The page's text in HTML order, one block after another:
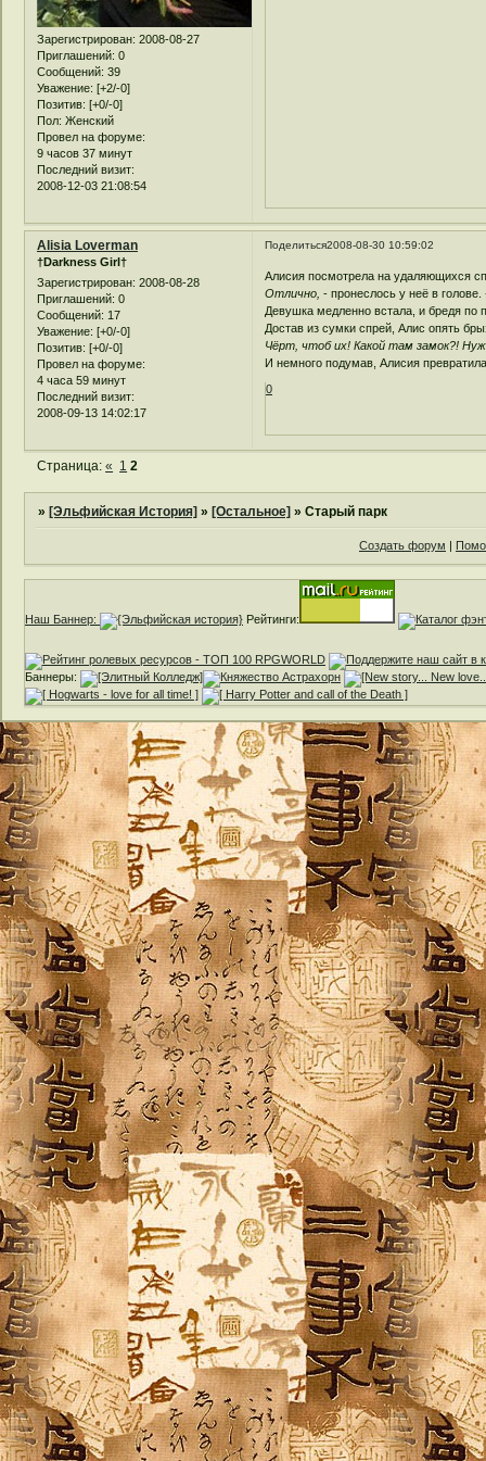
Зарегистрирован: 2008-08-27
Приглашений: 0
Сообщений: 39
Уважение: [+2/-0]
Позитив: [+0/-0]
Пол: Женский
Провел на форуме:
9 часов 37 минут
Последний визит:
2008-12-03 21:08:54
Поделиться2008-08-30 10:59:02
Alisia Loverman
†Darkness Girl†
Зарегистрирован: 2008-08-28
Приглашений: 0
Сообщений: 17
Уважение: [+0/-0]
Позитив: [+0/-0]
Провел на форуме:
4 часа 59 минут
Последний визит:
2008-09-13 14:02:17
Алисия посмотрела на удаляющихся
Отлично, - пронеслось у неё в
Девушка медленно встала, и бредя по
Достав из сумки спрей, Алис опять
Чёрт, чтоб их! Какой там замок?!
И немного подумав, Алисия
0
Страница:« 1 2
»[Эльфийская История] »[Остальное] »Старый парк
Создать форум |
Наш Баннер: Рейтинги:
Баннеры: